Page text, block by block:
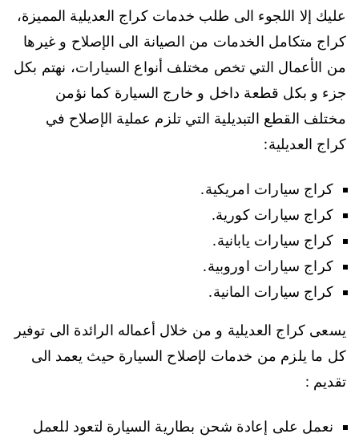
عليك إلا اللجوء الى طلب خدمات كراج العديلية المميزة،
كراج متكامل الخدمات من الصيانة الى الإصلاح و غيرها
من الأعمال التي تخص مختلف أنواع السيارات، نهتم بكل
جزء و بكل قطعة داخل و خارج السيارة كما نؤمن
مختلف القطع التبديلية التي تلزم عملية الإصلاح في
كراج العديلية:
كراج سيارات امريكية.
كراج سيارات كورية.
كراج سيارات يابانية.
كراج سيارات اوروبية.
كراج سيارات المانية.
يسعى كراج العديلية و من خلال أعماله الرائدة الى توفير
كل ما يلزم من خدمات لإصلاح السيارة حيث يعمد الى
تقديم :
نعمل على إعادة شحن بطارية السيارة لتعود للعمل